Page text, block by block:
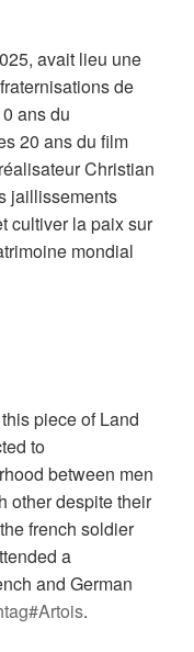
avait lieu une
de
ans du
20 ans du film
Christian
jaillissements
cultiver la paix sur
mondial
piece of Land
to
between men
other despite their
french soldier
a
and German
.